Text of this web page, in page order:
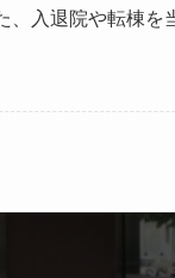
入退院や転棟を